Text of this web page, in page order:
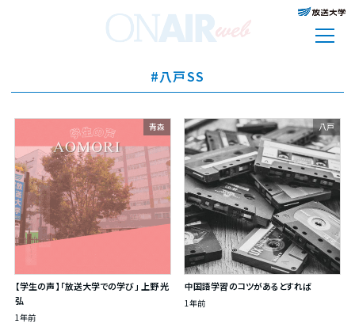
#八戸SS
青森
【学生の声】「放送大学での学び」 上野 光
弘
1年前
八戸
中国語学習のコツがあるとすれば
1年前